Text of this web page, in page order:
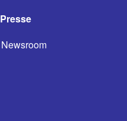
Presse
Newsroom